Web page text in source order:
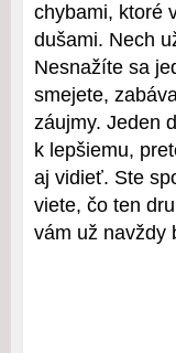
chybami, ktoré
dušami. Nech
Nesnažíte sa
smejete,
záujmy. Jeden
k lepšiemu,
aj vidieť. Ste
viete, čo ten
vám už navždy